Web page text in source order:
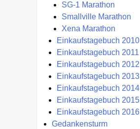
SG-1 Marathon
Smallville Marathon
Xena Marathon
Einkaufstagebuch 2010
Einkaufstagebuch 2011
Einkaufstagebuch 2012
Einkaufstagebuch 2013
Einkaufstagebuch 2014
Einkaufstagebuch 2015
Einkaufstagebuch 2016
Gedankensturm